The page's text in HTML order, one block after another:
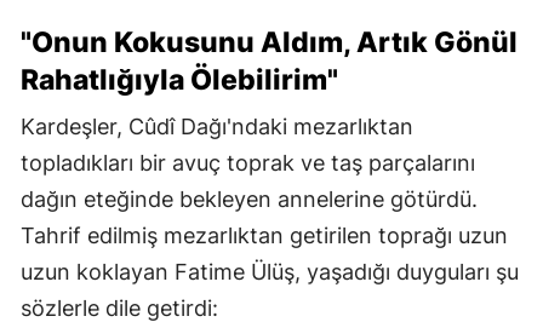
"Onun Kokusunu Aldım, Artık Gönül
Rahatlığıyla Ölebilirim"
Kardeşler, Cûdî Dağı'ndaki mezarlıktan
topladıkları bir avuç toprak ve taş parçalarını
dağın eteğinde bekleyen annelerine götürdü.
Tahrif edilmiş mezarlıktan getirilen toprağı uzun
uzun koklayan Fatime Ülüş, yaşadığı duyguları şu
sözlerle dile getirdi: